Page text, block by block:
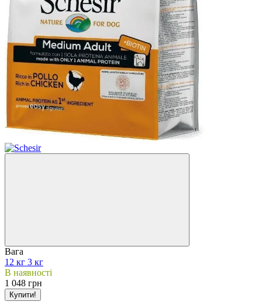
Вага
12 кг 3 кг
В наявності
1 048 грн
Купити!